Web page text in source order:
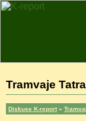
Tramvaje
Diskuse K-report »